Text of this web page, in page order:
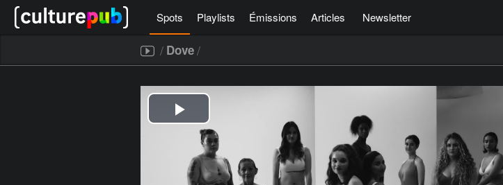
Spots Playlists Émissions Articles Newsletter
/ Dove/